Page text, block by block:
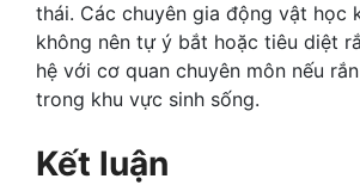
thái. Các chuyên gia động vật học
không nên tự ý bắt hoặc tiêu diệt
hệ với cơ quan chuyên môn nếu
trong khu vực sinh sống.
Kết luận